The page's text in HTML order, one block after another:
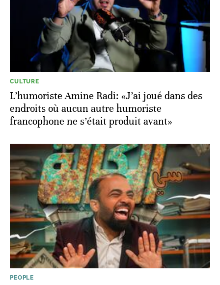
CULTURE
L’humoriste Amine Radi: «J’ai joué dans des
endroits où aucun autre humoriste
francophone ne s’était produit avant»
PEOPLE